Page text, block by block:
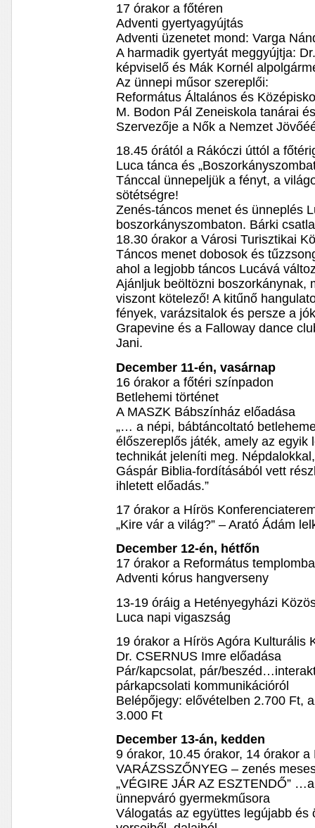
17 órakor a főtéren
Adventi gyertyagyújtás
Adventi üzenetet mond: Varga
A harmadik gyertyát meggyújtja:
képviselő és Mák Kornél
Az ünnepi műsor szereplői:
Református Általános és
M. Bodon Pál Zeneiskola tanárai
Szervezője a Nők a Nemzet
18.45 órától a Rákóczi úttól a
Luca tánca és
Tánccal ünnepeljük a fényt, a
sötétségre!
Zenés-táncos menet és ünneplés
boszorkányszombaton. Bárki
18.30 órakor a Városi Turisztikai
Táncos menet dobosok és
ahol a legjobb táncos Lucává
Ajánljuk beöltözni boszorkánynak,
viszont kötelező! A kitűnő
fények, varázsitalok és persze a
Grapevine és a Falloway dance
Jani.
December 11-én, vasárnap
16 órakor a főtéri színpadon
Betlehemi történet
A MASZK Bábszínház előadása
„… a népi, bábtáncoltató
élőszereplős játék, amely az egyik
technikát jeleníti meg.
Gáspár Biblia-fordításából vett
ihletett előadás.”
17 órakor a Hírös
„Kire vár a világ?” – Arató Ádám
December 12-én, hétfőn
17 órakor a Református
Adventi kórus hangverseny
13-19 óráig a Hetényegyházi
Luca napi vigaszság
19 órakor a Hírös Agóra Kulturális
Dr. CSERNUS Imre előadása
Pár/kapcsolat, pár/
párkapcsolati kommunikációról
Belépőjegy: elővételben 2.700 Ft,
3.000 Ft
December 13-án, kedden
9 órakor, 10.45 órakor, 14 órakor
VARÁZSSZŐNYEG – zenés
„VÉGIRE JÁR AZ ESZTENDŐ”
ünnepváró gyermekműsora
Válogatás az együttes legújabb és